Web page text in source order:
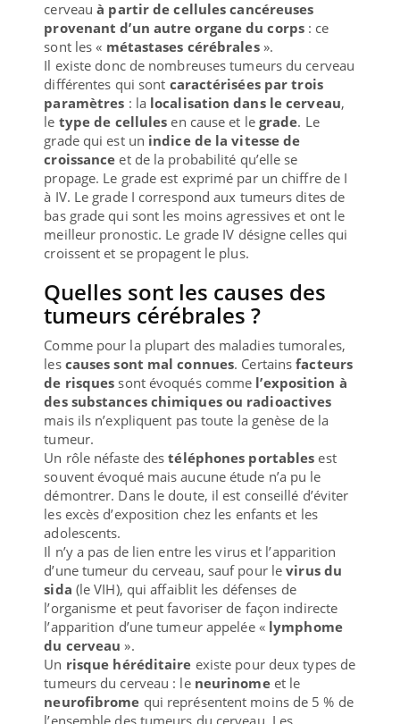
cerveauà partir de cellules cancéreuses
provenant d’un autre organe du corps : ce
sont les « métastases cérébrales ».
Il existe donc de nombreuses tumeurs du cerveau
différentes qui sont caractérisées par trois
paramètres : la localisation dans le cerveau,
le type de cellules en cause et le grade. Le
grade qui est un indice de la vitesse de
croissance et de la probabilité qu’elle se
propage. Le grade est exprimé par un chiffre de I
à IV. Le grade I correspond aux tumeurs dites de
bas grade qui sont les moins agressives et ont le
meilleur pronostic. Le grade IV désigne celles qui
croissent et se propagent le plus.
Quelles sont les causes des
tumeurs cérébrales ?
Comme pour la plupart des maladies tumorales,
les causes sont mal connues. Certainsfacteurs
de risques sont évoqués comme l’exposition à
des substances chimiques ou radioactives
mais ils n’expliquent pas toute la genèse de la
tumeur.
Un rôle néfaste destéléphones portables est
souvent évoqué mais aucune étude n’a pu le
démontrer. Dans le doute, il est conseillé d’éviter
les excès d’exposition chez les enfants et les
adolescents.
Il n’y a pas de lien entre les virus et l’apparition
d’une tumeur du cerveau, sauf pour levirus du
sida (le VIH), qui affaiblit les défenses de
l’organisme et peut favoriser de façon indirecte
l’apparition d’une tumeur appelée « lymphome
du cerveau ».
Un risque héréditaire existe pour deux types de
tumeurs du cerveau : le neurinomeet le
neurofibrome qui représentent moins de 5 % de
l’ensemble des tumeurs du cerveau. Les